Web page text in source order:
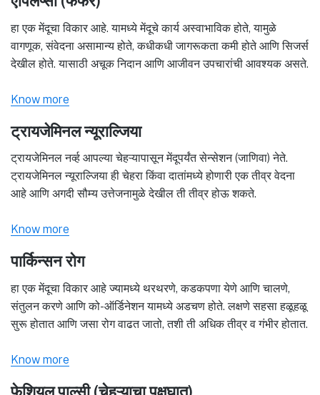
हा एक मेंदूचा विकार आहे. यामध्ये मेंदूचे कार्य अस्वाभाविक होते, यामुळे
वागणूक, संवेदना असामान्य होते, कधीकधी जागरूकता कमी होते आणि सिजर्स
देखील होते. यासाठी अचूक निदान आणि आजीवन उपचारांची आवश्यक असते.
Know more
ट्रायजेमिनल न्यूराल्जिया
ट्रायजेमिनल नर्व्ह आपल्या चेहऱ्यापासून मेंदूपर्यंत सेन्सेशन (जाणिवा) नेते.
ट्रायजेमिनल न्यूराल्जिया ही चेहरा किंवा दातांमध्ये होणारी एक तीव्र वेदना
आहे आणि अगदी सौम्य उत्तेजनामुळे देखील ती तीव्र होऊ शकते.
Know more
पार्किन्सन रोग
हा एक मेंदूचा विकार आहे ज्यामध्ये थरथरणे, कडकपणा येणे आणि चालणे,
संतुलन करणे आणि को-ऑर्डिनेशन यामध्ये अडचण होते. लक्षणे सहसा हळूहळू
सुरू होतात आणि जसा रोग वाढत जातो, तशी ती अधिक तीव्र व गंभीर होतात.
Know more